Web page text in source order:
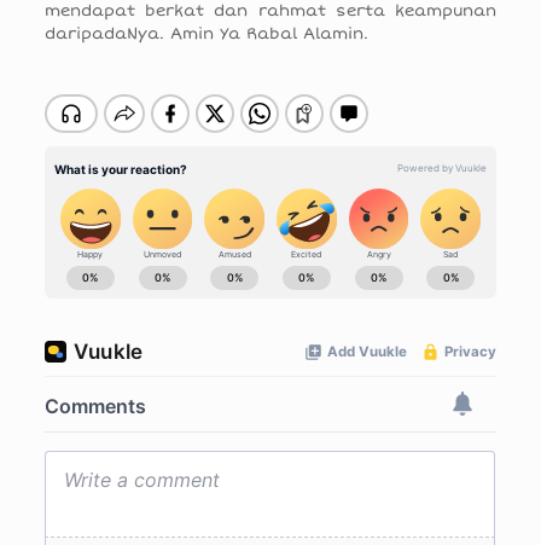
mendapat berkat dan rahmat serta keampunan
daripadaNya. Amin Ya Rabal Alamin.